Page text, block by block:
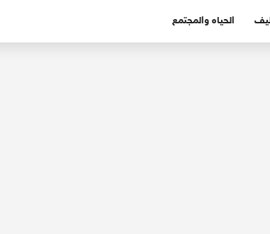
الحياه والمجتمع